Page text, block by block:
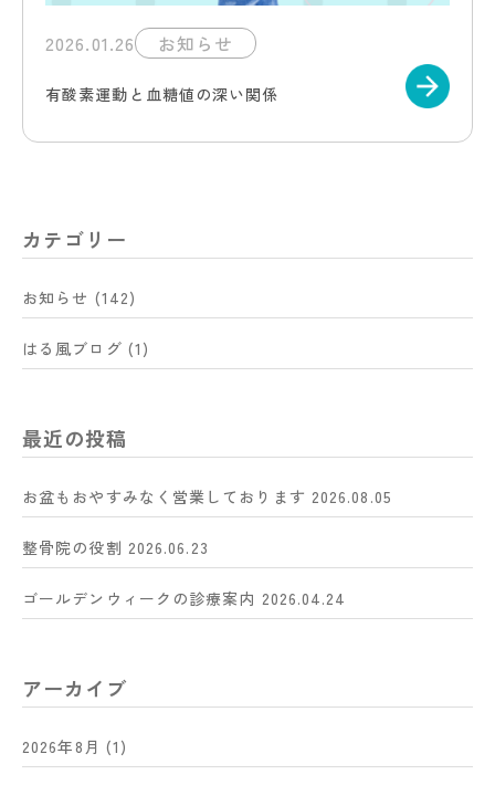
予約はこちら
2026.01.26 お知らせ
有酸素運動と血糖値の深い関係
カテゴリー
お知らせ (142)
はる風ブログ (1)
最近の投稿
お盆もおやすみなく営業しております 2026.08.05
整骨院の役割 2026.06.23
ゴールデンウィークの診療案内 2026.04.24
アーカイブ
2026年8月 (1)